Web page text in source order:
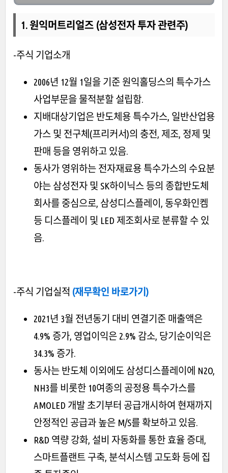
1. 원익머트리얼즈 (삼성전자 투자 관련주)
-주식 기업소개
2006년 12월 1일을 기준 원익홀딩스의 특수가스
사업부문을 물적분할 설립함.
지배대상기업은 반도체용 특수가스, 일반산업용
가스 및 전구체(프리커서)의 충전, 제조, 정제 및
판매 등을 영위하고 있음.
동사가 영위하는 전자재료용 특수가스의 수요분
야는 삼성전자 및 SK하이닉스 등의 종합반도체
회사를 중심으로, 삼성디스플레이, 동우화인켐
등 디스플레이 및 LED 제조회사로 분류할 수 있
음.
-주식 기업실적 (재무확인 바로가기)
2021년 3월 전년동기 대비 연결기준 매출액은
4.9% 증가, 영업이익은 2.9% 감소, 당기순이익은
34.3% 증가.
동사는 반도체 이외에도 삼성디스플레이에 N2O,
NH3를 비롯한 10여종의 공정용 특수가스를
AMOLED 개발 초기부터 공급개시하여 현재까지
안정적인 공급과 높은 M/S를 확보하고 있음.
R&D 역량 강화, 설비 자동화를 통한 효율 증대,
스마트플랜트 구축, 분석시스템 고도화 등에 집